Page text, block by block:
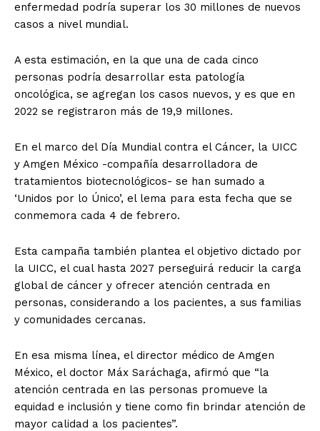
enfermedad podría superar los 30 millones de nuevos
casos a nivel mundial.
A esta estimación, en la que una de cada cinco
personas podría desarrollar esta patología
oncológica, se agregan los casos nuevos, y es que en
2022 se registraron más de 19,9 millones.
En el marco del Día Mundial contra el Cáncer, la UICC
y Amgen México -compañía desarrolladora de
tratamientos biotecnológicos- se han sumado a
‘Unidos por lo Único’, el lema para esta fecha que se
conmemora cada 4 de febrero.
Esta campaña también plantea el objetivo dictado por
la UICC, el cual hasta 2027 perseguirá reducir la carga
global de cáncer y ofrecer atención centrada en
personas, considerando a los pacientes, a sus familias
y comunidades cercanas.
En esa misma línea, el director médico de Amgen
México, el doctor Máx Saráchaga, afirmó que “la
atención centrada en las personas promueve la
equidad e inclusión y tiene como fin brindar atención de
mayor calidad a los pacientes”.